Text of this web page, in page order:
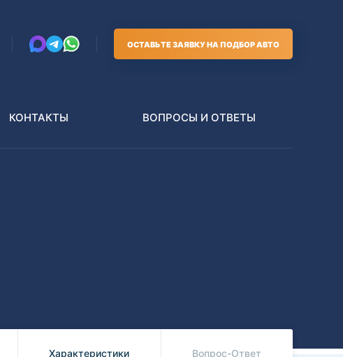
ОСТАВЬТЕ ЗАЯВКУ НА ПОДБОР АВТО
КОНТАКТЫ ВОПРОСЫ И ОТВЕТЫ
Характеристики Вопрос-Ответ